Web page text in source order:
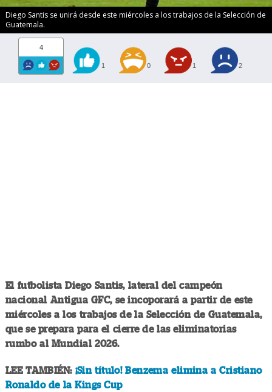
Diego Santis se unirá desde este miércoles a los trabajos de la Selección de
Guatemala.
4
1 0 1 2
El futbolista Diego Santis, lateral del campeón
nacional Antigua GFC, se incoporará a partir de este
miércoles a los trabajos de la Selección de Guatemala,
que se prepara para el cierre de las eliminatorias
rumbo al Mundial 2026.
LEE TAMBIÉN: ¡Sin título! Benzema elimina a Cristiano
Ronaldo de la Kings Cup